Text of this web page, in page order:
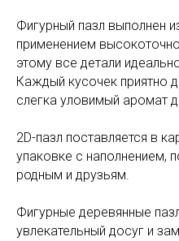
Фигурный пазл выполнен
применением
этому все детали
Каждый кусочек приятно
слегка уловимый аромат
2D-пазл поставляется в
упаковке с наполнением,
родным и друзьям.
Фигурные деревянные
увлекательный досуг и